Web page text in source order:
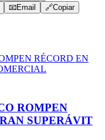
📧Email 🔗Copiar
ROMPEN
SUPERÁVIT